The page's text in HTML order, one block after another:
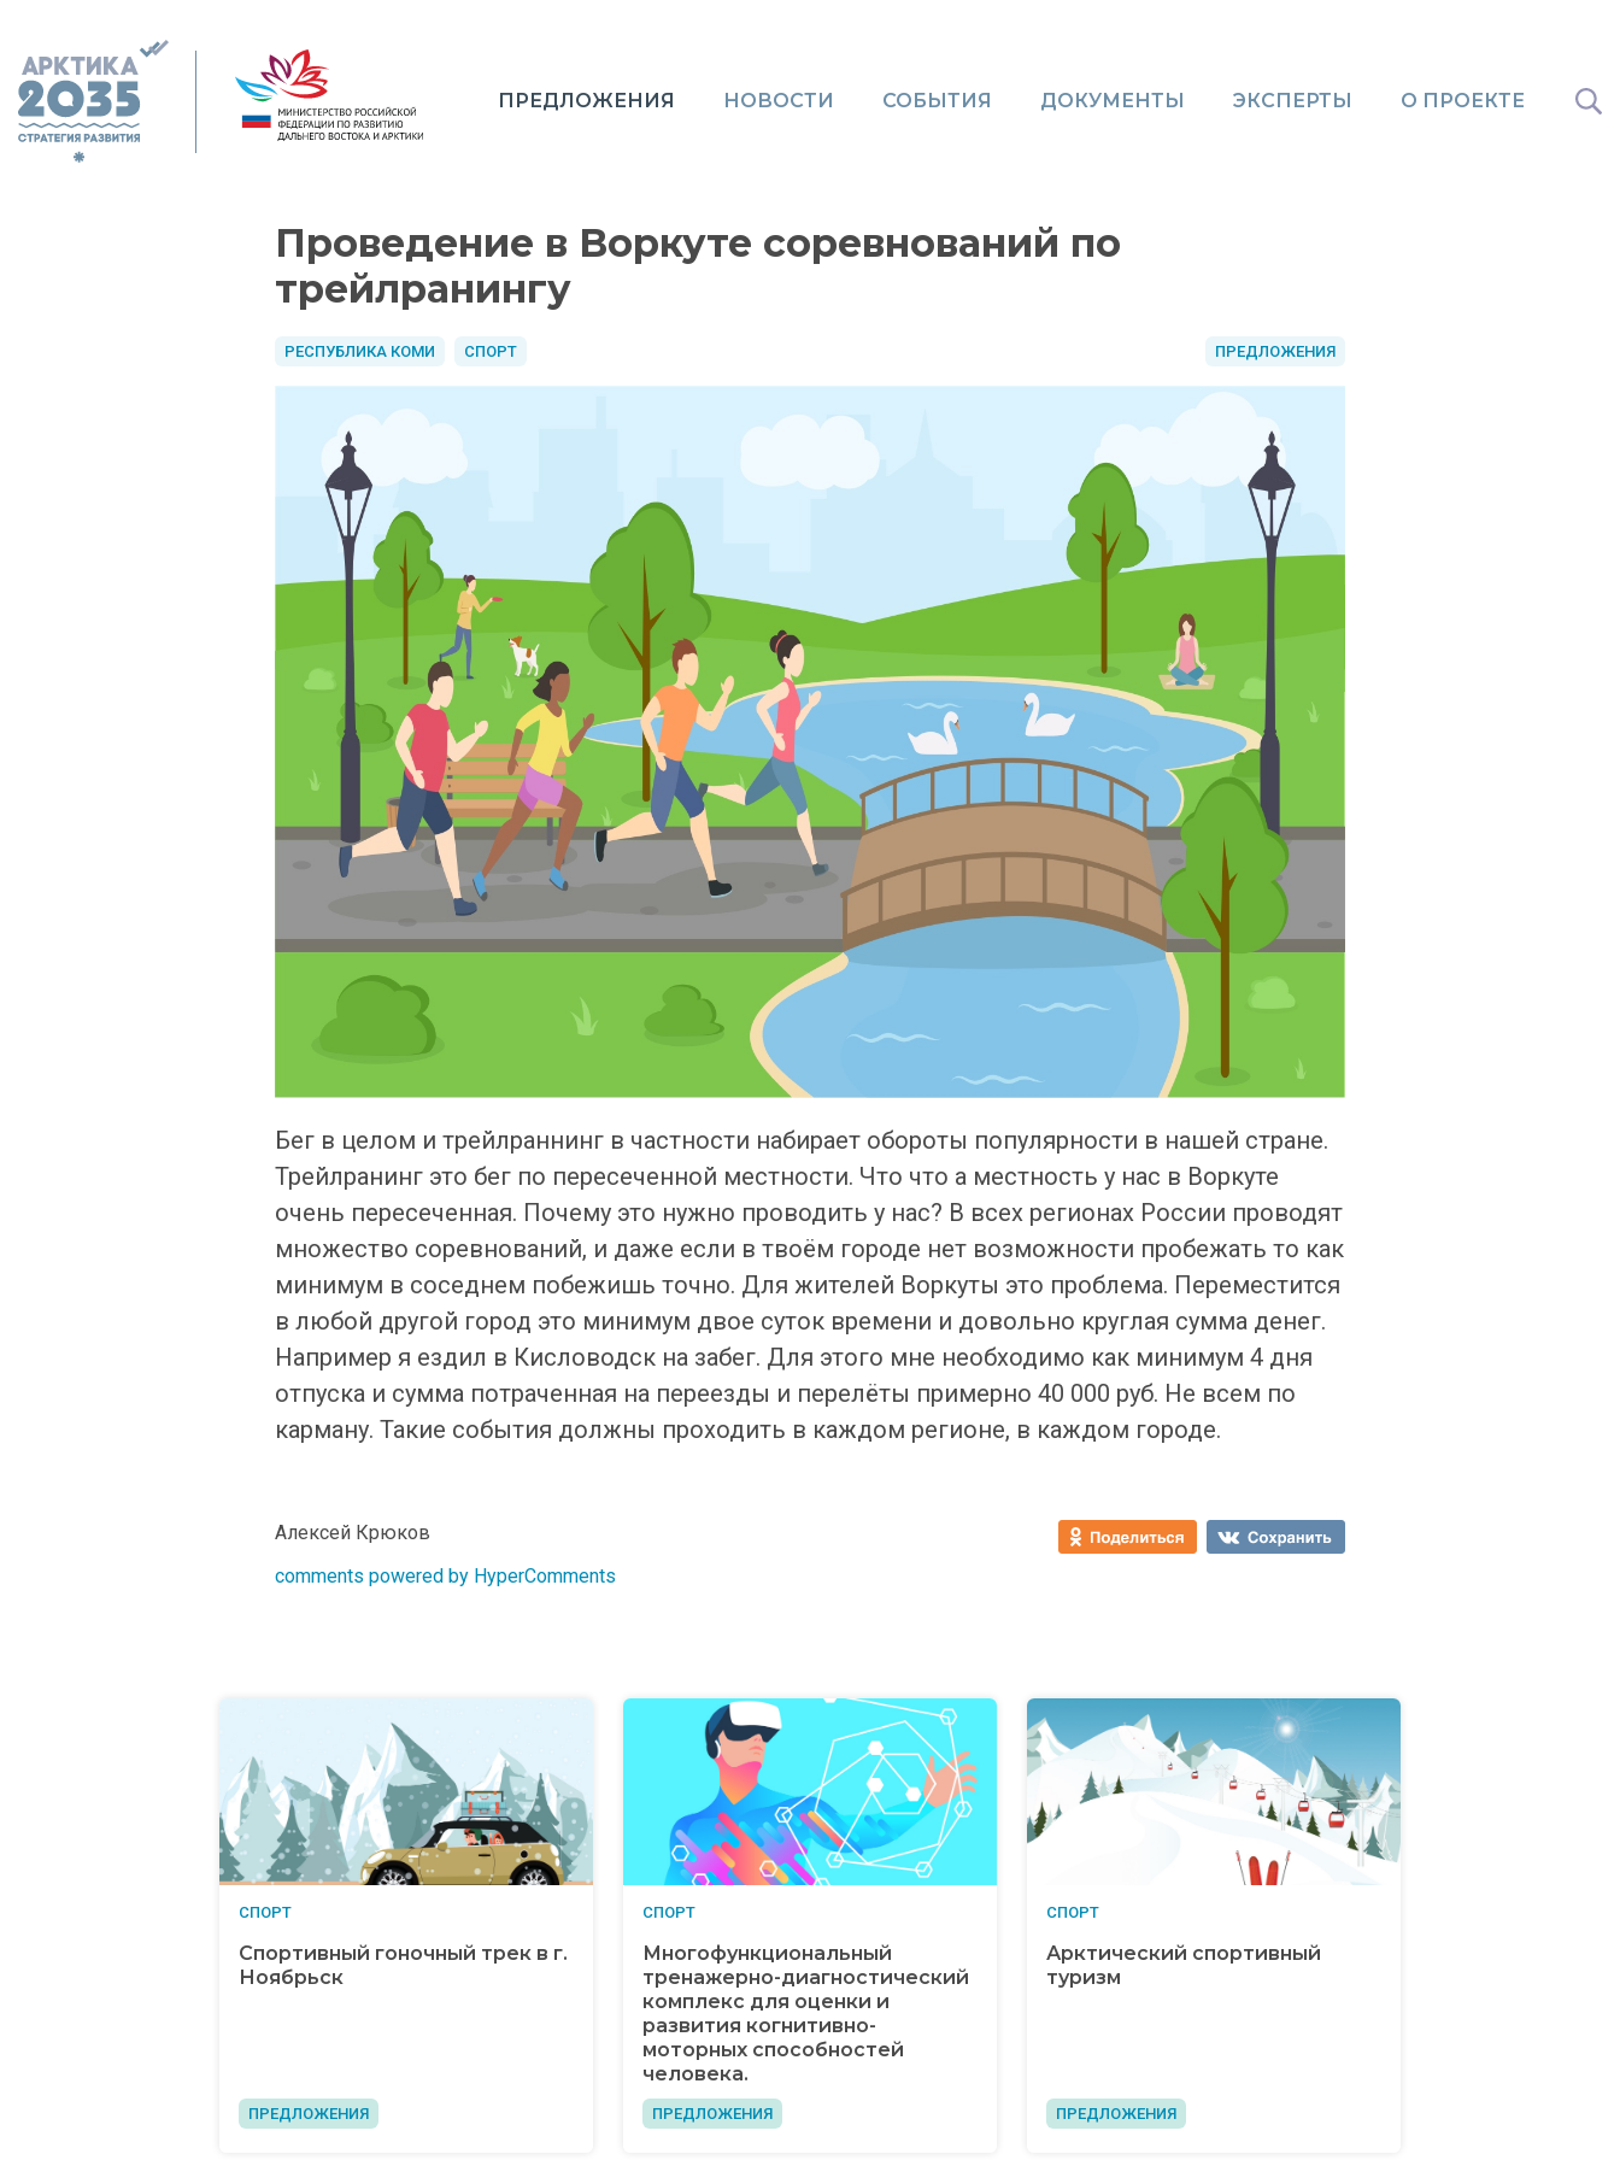
ПРЕДЛОЖЕНИЯ НОВОСТИ СОБЫТИЯ ДОКУМЕНТЫ ЭКСПЕРТЫ О ПРОЕКТЕ
Проведение в Воркуте соревнований по
трейлранингу
РЕСПУБЛИКА КОМИ СПОРТ ПРЕДЛОЖЕНИЯ
Бег в целом и трейлраннинг в частности набирает обороты популярности в нашей стране.
Трейлранинг это бег по пересеченной местности. Что что а местность у нас в Воркуте
очень пересеченная. Почему это нужно проводить у нас? В всех регионах России проводят
множество соревнований, и даже если в твоём городе нет возможности пробежать то как
минимум в соседнем побежишь точно. Для жителей Воркуты это проблема. Переместится
в любой другой город это минимум двое суток времени и довольно круглая сумма денег.
Например я ездил в Кисловодск на забег. Для этого мне необходимо как минимум 4 дня
отпуска и сумма потраченная на переезды и перелёты примерно 40 000 руб. Не всем по
карману. Такие события должны проходить в каждом регионе, в каждом городе.
Алексей Крюков
comments powered by HyperComments
СПОРТ
Спортивный гоночный трек в г.
Ноябрьск
ПРЕДЛОЖЕНИЯ
СПОРТ
Многофункциональный
тренажерно-диагностический
комплекс для оценки и
развития когнитивно-
моторных способностей
человека.
ПРЕДЛОЖЕНИЯ
СПОРТ
Арктический спортивный
туризм
ПРЕДЛОЖЕНИЯ